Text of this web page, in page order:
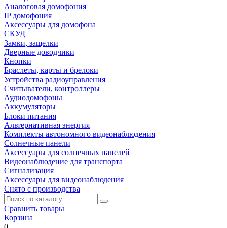
Аналоговая домофония
IP домофония
Аксессуары для домофона
СКУД
Замки, защелки
Дверные доводчики
Кнопки
Браслеты, карты и брелоки
Устройства радиоуправления
Считыватели, контроллеры
Аудиодомофоны
Аккумуляторы
Блоки питания
Альтернативная энергия
Комплекты автономного видеонаблюдения
Солнечные панели
Аксессуары для солнечных панелей
Видеонаблюдение для транспорта
Сигнализация
Аксессуары для видеонаблюдения
Снято с производства
Сравнить товары
Корзина